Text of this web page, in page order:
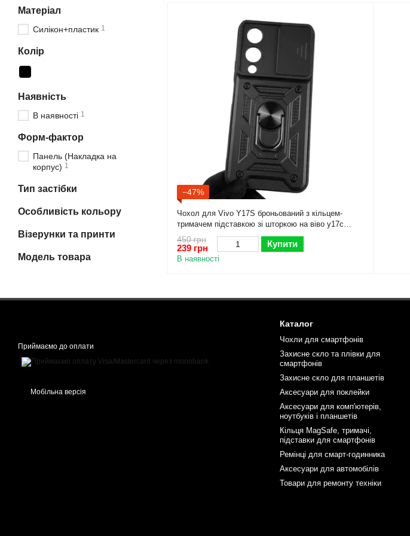
−47%
Чохол для Vivo Y17S броньований з кільцем-
тримачем підставкою зі шторкою на віво у17с
чорний rg1
450 грн
239 грн Купити
В наявності
Матеріал
Силікон+пластик 1
Колір
Наявність
В наявності 1
Форм-фактор
Панель (Накладка на
корпус) 1
Тип застібки
Особливість кольору
Візерунки та принти
Модель товара
Приймаємо до оплати
Мобільна версія
Каталог
Чохли для смартфонів
Захисне скло та плівки для
смартфонів
Захисне скло для планшетів
Аксесуари для поклейки
Аксесуари для комп'ютерів,
ноутбуків і планшетів
Кільця MagSafe, тримачі,
підставки для смартфонів
Ремінці для смарт-годинника
Аксесуари для автомобілів
Товари для ремонту техніки